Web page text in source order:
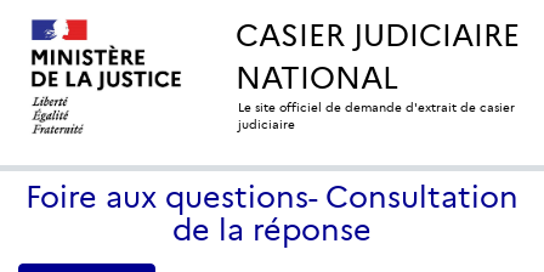
CASIER JUDICIAIRE
NATIONAL
Le site officiel de demande d'extrait de casier
judiciaire
Foire aux questions- Consultation
de la réponse